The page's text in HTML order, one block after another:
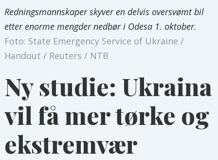
Redningsmannskaper skyver en delvis oversvømt bil
etter enorme mengder nedbør i Odesa 1. oktober.
Foto: State Emergency Service of Ukraine /
Handout / Reuters / NTB
Ny studie: Ukraina
vil få mer tørke og
ekstremvær